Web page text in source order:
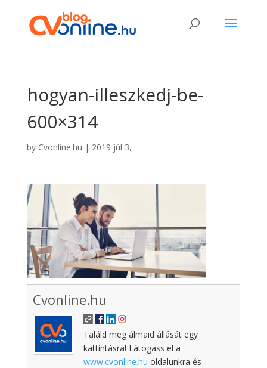
hogyan-illeszkedj-be-
600×314
by Cvonline.hu | 2019 júl 3,
Cvonline.hu
Találd meg álmaid állását egy
kattintásra! Látogass el a
www.cvonline.hu oldalunkra és